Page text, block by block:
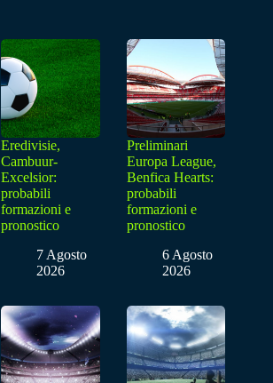
Eredivisie,
Cambuur-
Excelsior:
probabili
formazioni e
pronostico
7 Agosto
2026
Preliminari
Europa League,
Benfica Hearts:
probabili
formazioni e
pronostico
6 Agosto
2026